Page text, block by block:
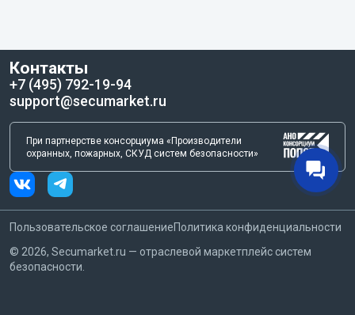
Контакты
+7 (495) 792-19-94
support@secumarket.ru
При партнерстве консорциума «Производители
охранных, пожарных, СКУД систем безопасности»
Пользовательское соглашениеПолитика конфиденциальности
© 2026, Secumarket.ru — отраслевой маркетплейс систем
безопасности.